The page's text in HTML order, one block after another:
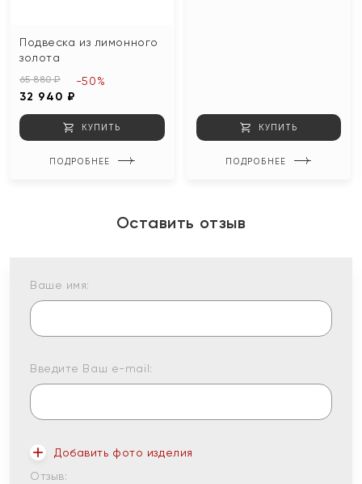
Подвеска из лимонного
золота
65 880 ₽
32 940 ₽
-50%
КУПИТЬ
ПОДРОБНЕЕ
КУПИТЬ
ПОДРОБНЕЕ
Оставить отзыв
Ваше имя:
Введите Ваш e-mail:
Добавить фото изделия
Отзыв: